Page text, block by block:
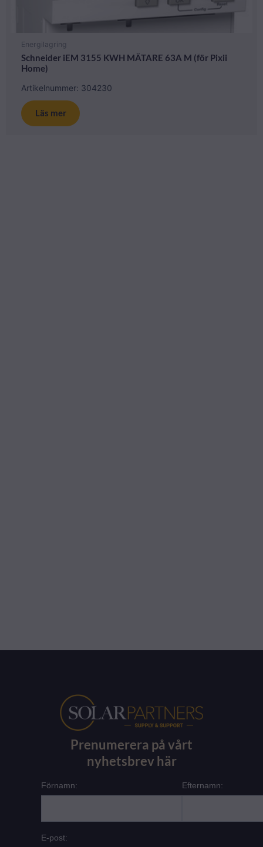
Energilagring
Schneider iEM 3155 KWH MÄTARE 63A M (för Pixii
Home)
Artikelnummer: 304230
Läs mer
Prenumerera på vårt
nyhetsbrev här
Förnamn: Efternamn:
E-post: